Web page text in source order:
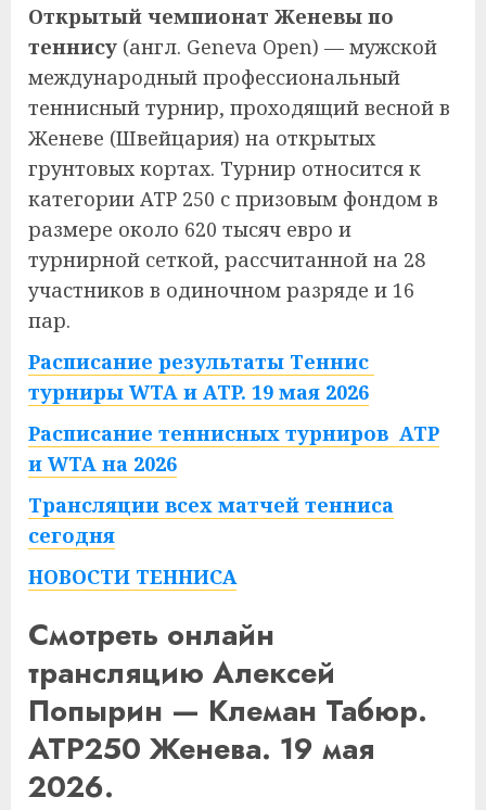
Открытый чемпионат Женевы по
теннису (англ. Geneva Open) — мужской
международный профессиональный
теннисный турнир, проходящий весной в
Женеве (Швейцария) на открытых
грунтовых кортах. Турнир относится к
категории ATP 250 с призовым фондом в
размере около 620 тысяч евро и
турнирной сеткой, рассчитанной на 28
участников в одиночном разряде и 16
пар.
Расписание результаты Теннис
турниры WTA и ATP. 19 мая 2026
Расписание теннисных турниров ATP
и WTA на 2026
Трансляции всех матчей тенниса
сегодня
НОВОСТИ ТЕННИСА
Смотреть онлайн
трансляцию Алексей
Попырин — Клеман Табюр.
ATP250 Женева. 19 мая
2026.